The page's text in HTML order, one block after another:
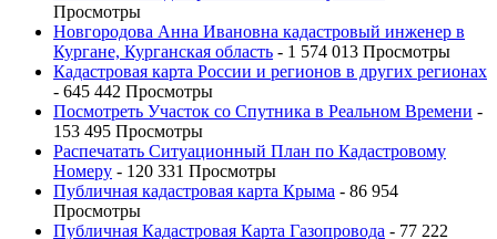
Просмотры
Новгородова Анна Ивановна кадастровый инженер в
Кургане, Курганская область - 1 574 013 Просмотры
Кадастровая карта России и регионов в других регионах
- 645 442 Просмотры
Посмотреть Участок со Спутника в Реальном Времени -
153 495 Просмотры
Распечатать Ситуационный План по Кадастровому
Номеру - 120 331 Просмотры
Публичная кадастровая карта Крыма - 86 954
Просмотры
Публичная Кадастровая Карта Газопровода - 77 222